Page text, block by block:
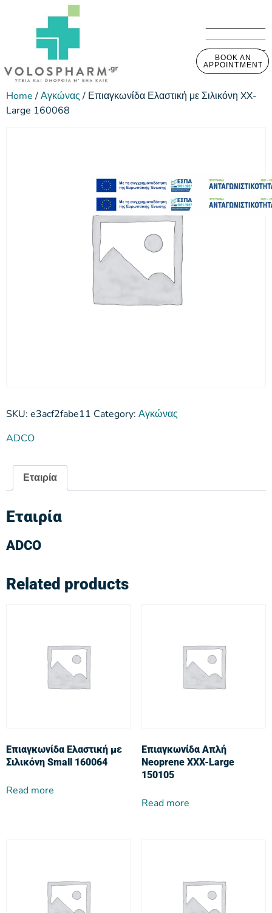
BOOK AN
APPOINTMENT
Home/Αγκώνας/ Επιαγκωνίδα Ελαστική με Σιλικόνη XX-
Large 160068
SKU: e3acf2fabe11 Category: Αγκώνας
ADCO
Εταιρία
Εταιρία
ADCO
Related products
Επιαγκωνίδα Ελαστική με
Σιλικόνη Small 160064
Read more
Επιαγκωνίδα Απλή
Neoprene XXX-Large
150105
Read more